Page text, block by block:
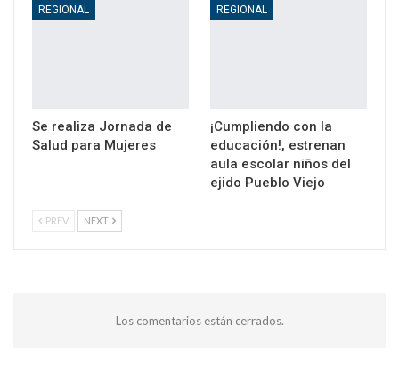
REGIONAL
Se realiza Jornada de
Salud para Mujeres
REGIONAL
¡Cumpliendo con la
educación!, estrenan
aula escolar niños del
ejido Pueblo Viejo
PREV NEXT
Los comentarios están cerrados.